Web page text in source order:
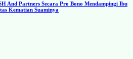
And Partners Secara Pro Bono Mendampingi Ibu
Kematian Suaminya